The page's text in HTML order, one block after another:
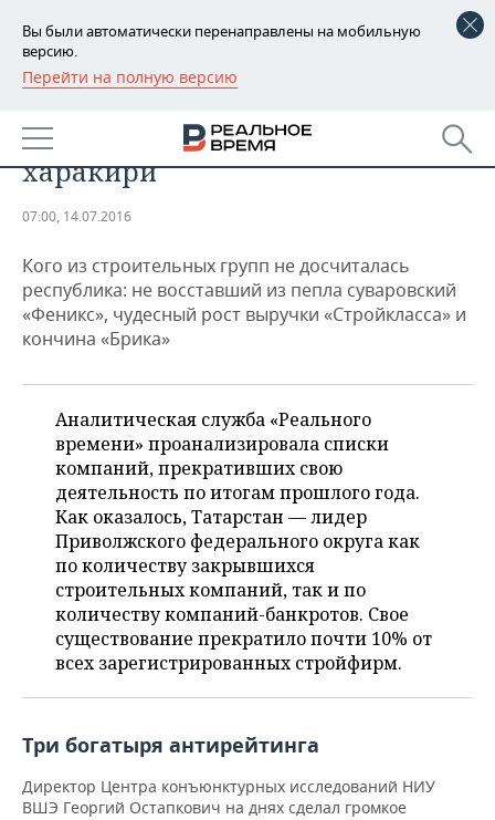
Вы были автоматически перенаправлены на мобильную
версию.
Перейти на полную версию
РЕГИОНЫ
БАШКОРТОСТАН
ТАТАРСТАН
НОВОСТИ
АНАЛИТИКА
ДЕКЛАРАЦИИ О ДОХОДАХ
КОРОЛИ ГОСЗАКАЗА ПФО
ВУЗЫ ТАТАРСТАНА
КОМУ ПРИНАДЛЕЖАТ
ТОРГОВЫЕ ЦЕНТРЫ
ТАТАРСТАНА
НОВОСТИ ЭКОНОМИКИ
ФИНАНСЫ
БАНКИ
БЮДЖЕТ
ИНВЕСТИЦИИ
ПРОМЫШЛЕННОСТЬ
НОВОСТИ
ПРОМЫШЛЕННОСТИ
МАШИНОСТРОЕНИЕ
НЕФТЕХИМИЯ
НЕФТЬ
ЭНЕРГЕТИКА
НЕДВИЖИМОСТЬ
НОВОСТИ НЕДВИЖИМОСТИ
АВТО
НОВОСТИ АВТО
БИЗНЕС
НОВОСТИ БИЗНЕСА
РОЗНИЧНАЯ ТОРГОВЛЯ
ТРАНСПОРТ
УСЛУГИ
ТЕХНОЛОГИИ
НОВОСТИ ТЕХНОЛОГИЙ
МЕДИА
МЕРОПРИЯТИЯ
НОВОСТИ МЕРОПРИЯТИЙ
ВЫЕЗДНАЯ РЕДАКЦИЯ
ONLINE-КОНФЕРЕНЦИИ
ОТКРЫТАЯ ЛЕКЦИЯ
СПОРТ
НОВОСТИ СПОРТА
ХОККЕЙ
БАСКЕТБОЛ
ОБЩЕСТВО
ВЛАСТЬ
ИНФРАСТРУКТУРА
СЮЖЕТЫ
СПРАВОЧНИК
устроили постуниверсиадское
харакири
07:00, 14.07.2016
Кого из строительных групп не досчиталась
республика: не восставший из пепла суваровский
«Феникс», чудесный рост выручки «Стройкласса» и
кончина «Брика»
Аналитическая служба «Реального
времени» проанализировала списки
компаний, прекративших свою
деятельность по итогам прошлого года.
Как оказалось, Татарстан — лидер
Приволжского федерального округа как
по количеству закрывшихся
строительных компаний, так и по
количеству компаний-банкротов. Свое
существование прекратило почти 10% от
всех зарегистрированных стройфирм.
Три богатыря антирейтинга
Директор Центра конъюнктурных исследований НИУ
ВШЭ Георгий Остапкович на днях сделал громкое